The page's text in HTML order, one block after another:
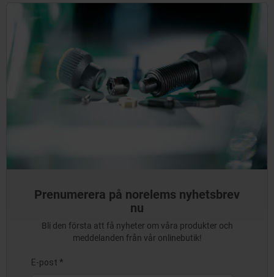
Prenumerera på norelems nyhetsbrev
nu
Bli den första att få nyheter om våra produkter och
meddelanden från vår onlinebutik!